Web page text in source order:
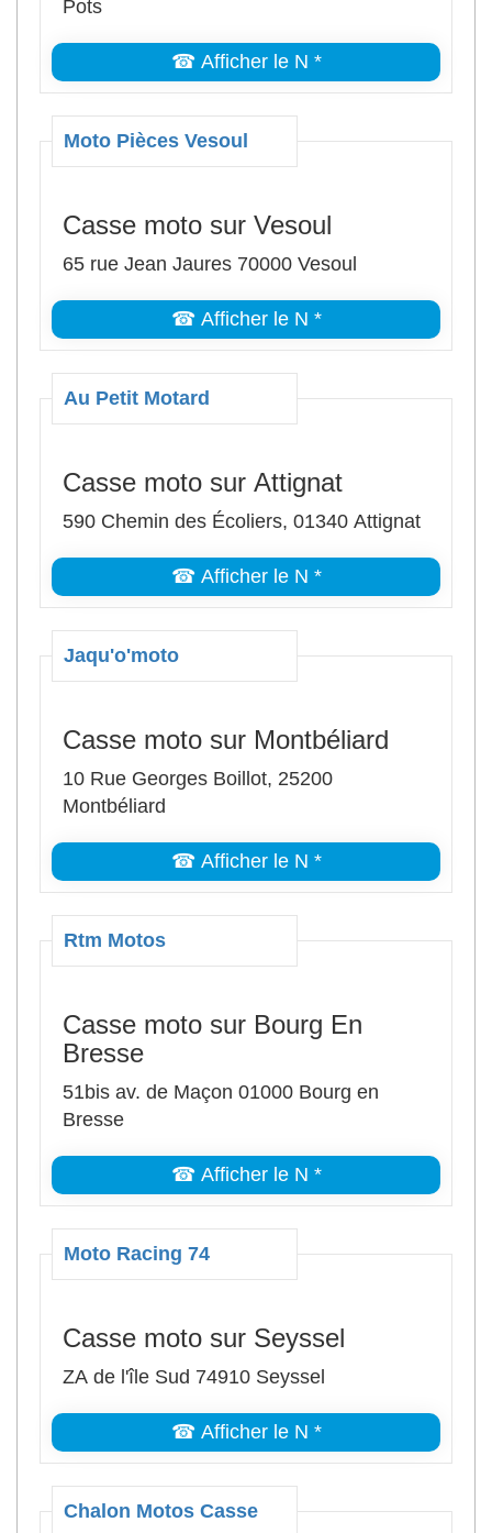
Pots
☎ Afficher le N *
Moto Pièces Vesoul
Casse moto sur Vesoul
65 rue Jean Jaures 70000 Vesoul
☎ Afficher le N *
Au Petit Motard
Casse moto sur Attignat
590 Chemin des Écoliers, 01340 Attignat
☎ Afficher le N *
Jaqu'o'moto
Casse moto sur Montbéliard
10 Rue Georges Boillot, 25200
Montbéliard
☎ Afficher le N *
Rtm Motos
Casse moto sur Bourg En
Bresse
51bis av. de Maçon 01000 Bourg en
Bresse
☎ Afficher le N *
Moto Racing 74
Casse moto sur Seyssel
ZA de l'île Sud 74910 Seyssel
☎ Afficher le N *
Chalon Motos Casse